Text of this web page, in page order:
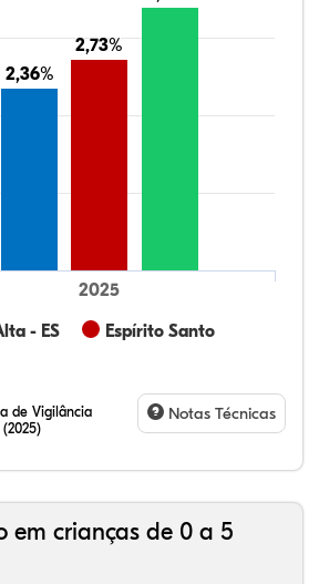
2,36%
2,36%
2,73%
2,73%
- ES
Espírito Santo
2025
de Vigilância
Notas Técnicas
em crianças de 0 a 5